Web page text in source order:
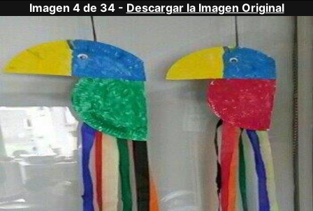
Imagen 4 de 34 - Descargar la Imagen Original